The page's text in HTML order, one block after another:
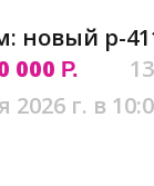
новый р-
000 Р.
2026 г. в